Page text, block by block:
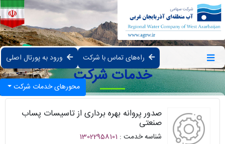
ورود به پورتال اصلی راه‌های تماس با شرکت
محورهای خدمات شرکتخدمات شرکت
صدور پروانه بهره برداری از تاسیسات پساب
صنعتی
شناسه خدمت : 13022958101